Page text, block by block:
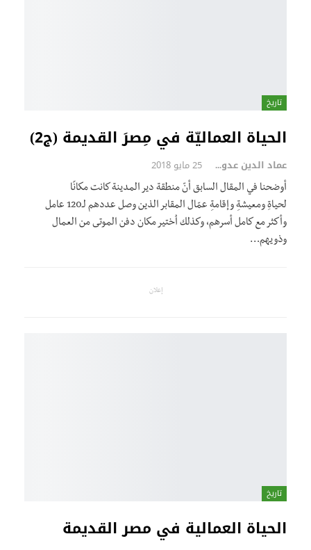
تاريخ
الحياة العماليّة في مِصرَ القديمة (ج2)
عماد الدين عدوي 25 مايو 2018
أوضحنا في المقال السابق أنّ منطقة دير المدينة كانت مكانًا
لحياةِ ومعيشةِ وإقامةِ عمّال المقابر الذين وصل عددهم لـ120 عامل
وأكثر مع كامل أسرهم، وكذلك اُختير مكان دفن الموتى من العمال
وذويهم…
إعلان
تاريخ
الحياة العمالية في مصر القديمة